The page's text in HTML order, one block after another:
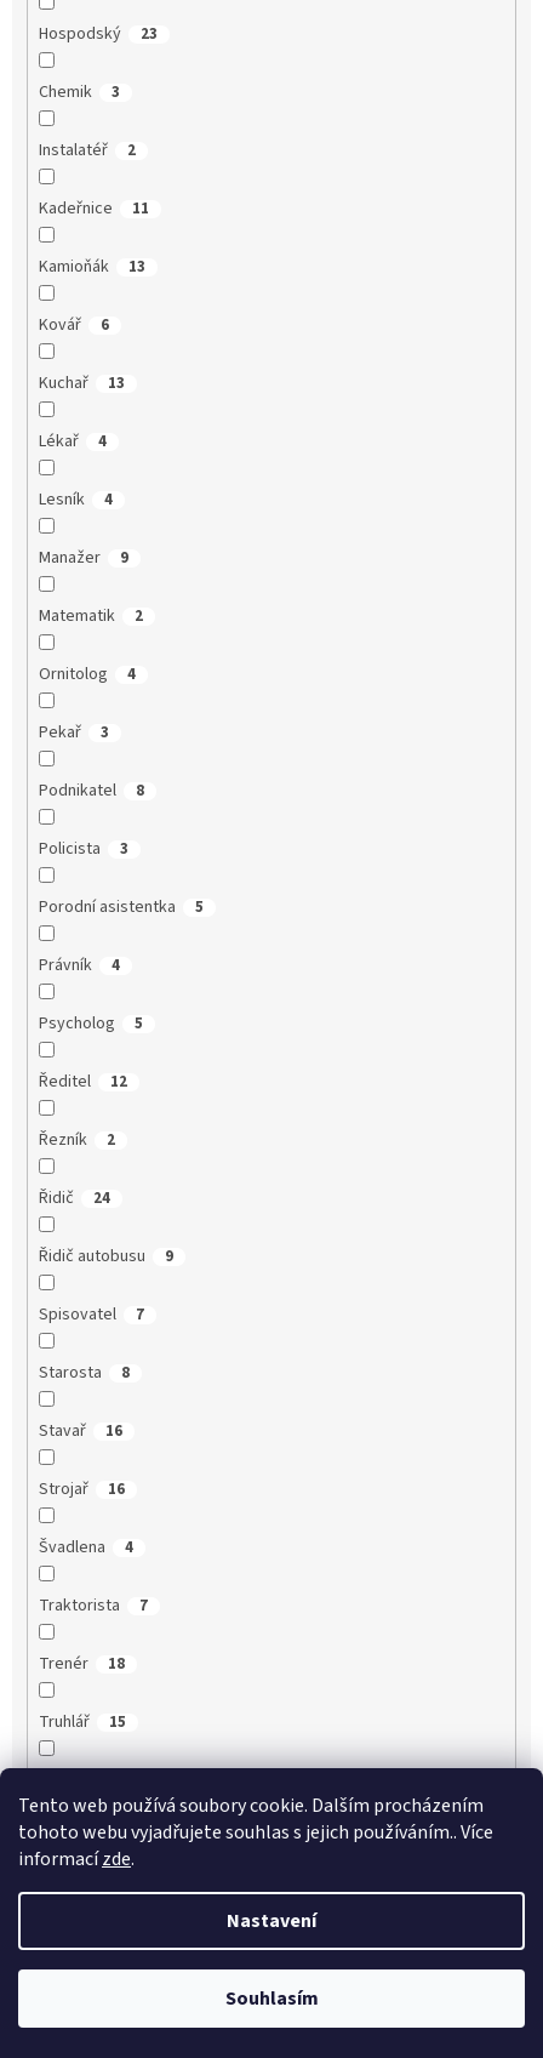
Tento web používá soubory cookie. Dalším procházením
tohoto webu vyjadřujete souhlas s jejich používáním.. Více
informacízde.
Nastavení
Souhlasím
Hospodský 23
Chemik 3
Instalatéř 2
Kadeřnice 11
Kamioňák 13
Kovář 6
Kuchař 13
Lékař 4
Lesník 4
Manažer 9
Matematik 2
Ornitolog 4
Pekař 3
Podnikatel 8
Policista 3
Porodní asistentka 5
Právník 4
Psycholog 5
Ředitel 12
Řezník 2
Řidič 24
Řidič autobusu 9
Spisovatel 7
Starosta 8
Stavař 16
Strojař 16
Švadlena 4
Traktorista 7
Trenér 18
Truhlář 15
Třídní učitelka 18
Účetní 9
Učitel 33